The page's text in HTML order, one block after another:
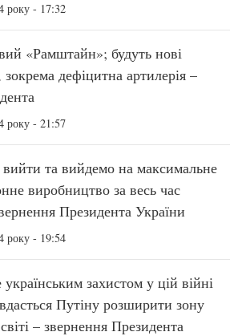
року - 17:32
«Рамштайн»; будуть нові
дефіцитна артилерія –
року - 21:57
та вийдемо на максимальне
виробництво за весь час
Президента України
року - 19:54
захистом у цій війні
Путіну розширити зону
– звернення Президента